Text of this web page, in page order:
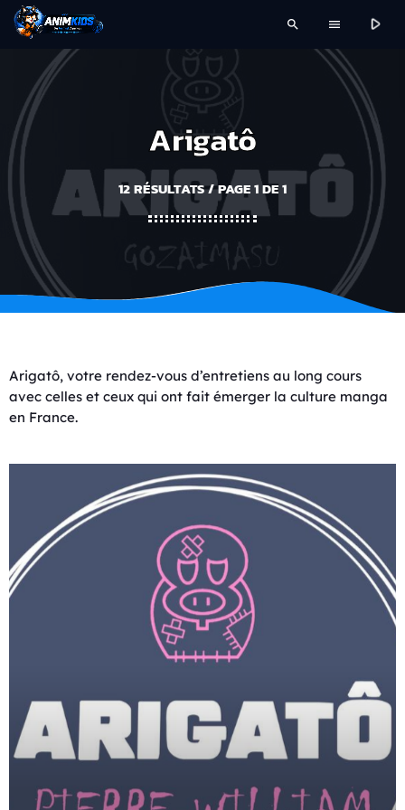
search menu play_arrow
Arigatô
12 RÉSULTATS / PAGE 1 DE 1
Arigatô, votre rendez-vous d’entretiens au long cours
avec celles et ceux qui ont fait émerger la culture manga
en France.